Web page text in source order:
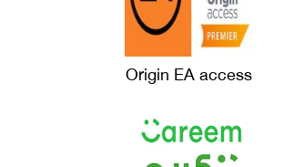
Origin EA access